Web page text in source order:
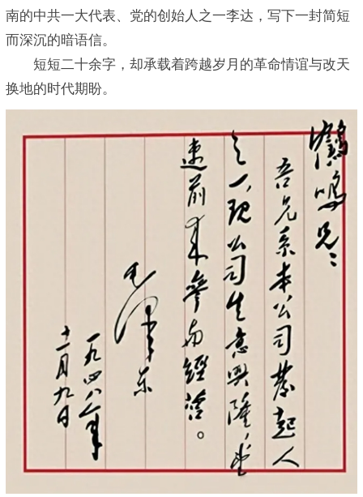
南的中共一大代表、党的创始人之一李达，写下一封简短
而深沉的暗语信。
短短二十余字，却承载着跨越岁月的革命情谊与改天
换地的时代期盼。